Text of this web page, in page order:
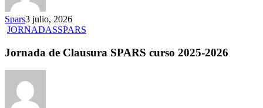
Spars3 julio, 2026
JORNADASSPARS
Jornada de Clausura SPARS curso 2025-2026